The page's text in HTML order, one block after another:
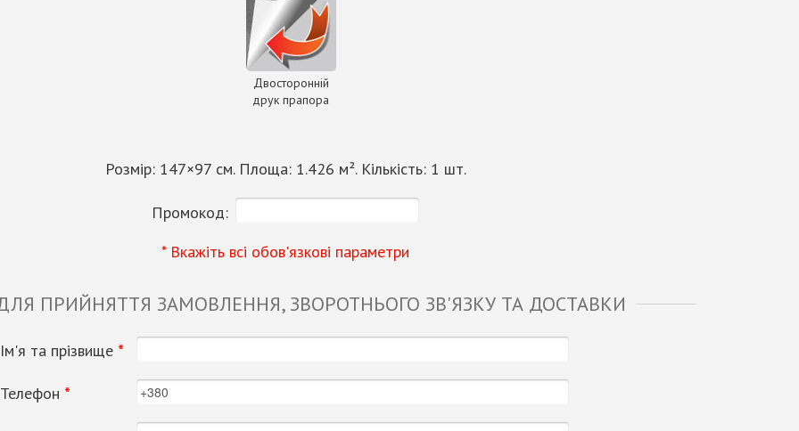
Двосторонній
друк прапора
Розмір: 147×97см. Площа: 1.426 м². Кількість: 1 шт.
Промокод:
* Вкажіть всі обов'язкові параметри
ПРИЙНЯТТЯ ЗАМОВЛЕННЯ, ЗВОРОТНЬОГО ЗВ'ЯЗКУ ТА ДОСТАВКИ
Ім'я та прізвище *
Телефон *